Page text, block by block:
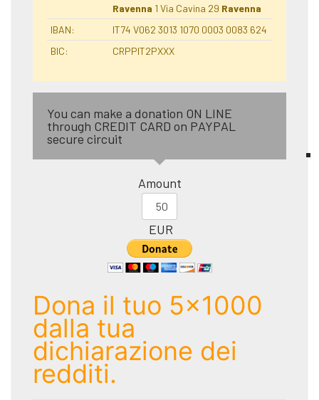
Ravenna 1 Via Cavina 29 Ravenna
IBAN:
IT74 V062 3013 1070 0003 0083 624
BIC:
CRPPIT2PXXX
You can make a donation ON LINE
through CREDIT CARD on PAYPAL
secure circuit
Amount
EUR
Dona il tuo 5x1000
dalla tua
dichiarazione dei
redditi.